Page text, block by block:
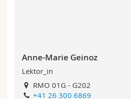
Anne-Marie Geinoz
Lektor_in
RMO 01G - G202
+41 26 300 6869